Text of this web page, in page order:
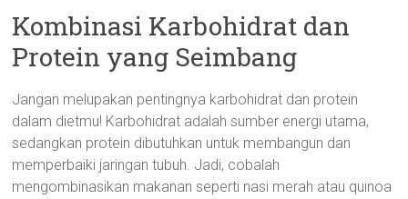
Kombinasi Karbohidrat dan
Protein yang Seimbang
Jangan melupakan pentingnya karbohidrat dan protein
dalam dietmu! Karbohidrat adalah sumber energi utama,
sedangkan protein dibutuhkan untuk membangun dan
memperbaiki jaringan tubuh. Jadi, cobalah
mengombinasikan makanan seperti nasi merah atau quinoa